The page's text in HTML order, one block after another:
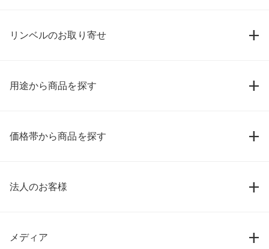
リンベルのお取り寄せ
用途から商品を探す
価格帯から商品を探す
法人のお客様
メディア